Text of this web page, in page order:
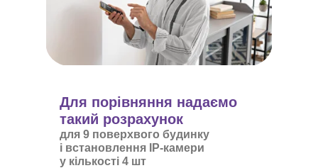
для 9 поверхвого будинку
і встановлення IP-камери
у кількості 4 шт
Для порівняння надаємо
такий розрахунок